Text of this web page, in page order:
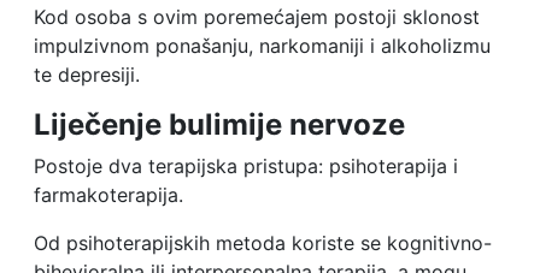
Kod osoba s ovim poremećajem postoji sklonost
impulzivnom ponašanju, narkomaniji i alkoholizmu
te depresiji.
Liječenje bulimije nervoze
Postoje dva terapijska pristupa: psihoterapija i
farmakoterapija.
Od psihoterapijskih metoda koriste se kognitivno-